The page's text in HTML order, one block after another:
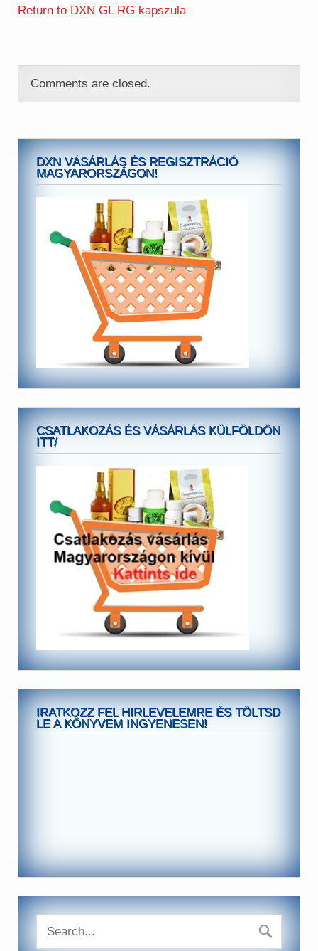
Return to DXN GL RG kapszula
Comments are closed.
DXN VÁSÁRLÁS ÉS REGISZTRÁCIÓ
MAGYARORSZÁGON!
CSATLAKOZÁS ÉS VÁSÁRLÁS KÜLFÖLDÖN
ITT/
IRATKOZZ FEL HIRLEVELEMRE ÉS TÖLTSD
LE A KÖNYVEM INGYENESEN!